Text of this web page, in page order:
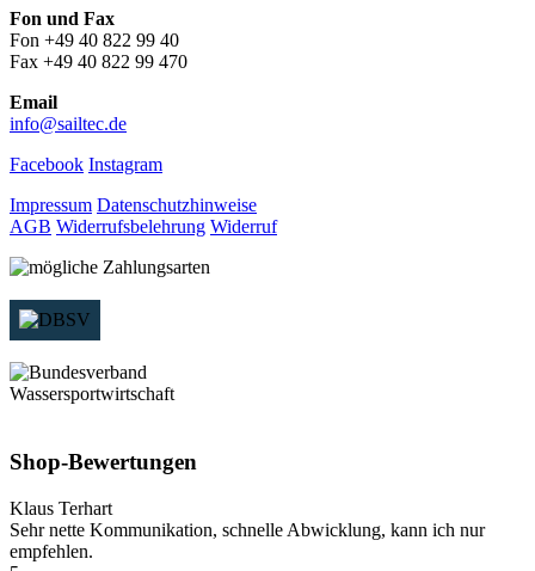
Fon und Fax
Fon +49 40 822 99 40
Fax +49 40 822 99 470
Email
info@sailtec.de
Facebook Instagram
Impressum Datenschutzhinweise
AGB Widerrufsbelehrung Widerruf
Shop-Bewertungen
Klaus Terhart
Sehr nette Kommunikation, schnelle Abwicklung, kann ich nur
empfehlen.